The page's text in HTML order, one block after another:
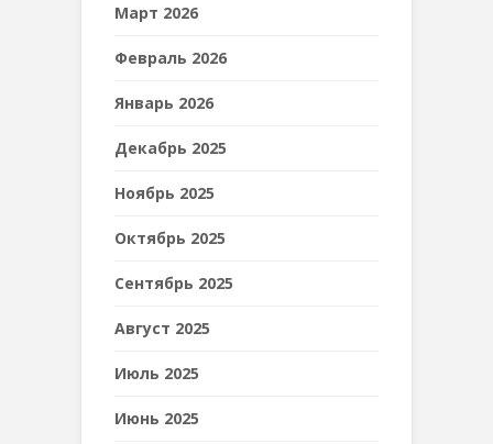
Март 2026
Февраль 2026
Январь 2026
Декабрь 2025
Ноябрь 2025
Октябрь 2025
Сентябрь 2025
Август 2025
Июль 2025
Июнь 2025